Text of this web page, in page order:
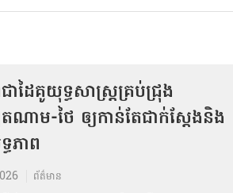
ដៃគូយុទ្ធសាស្ត្រគ្រប់ជ្រុង
ណាម-ថៃ ឲ្យកាន់តែជាក់ស្ដែងនិង
ភាព
ព័ត៌មាន